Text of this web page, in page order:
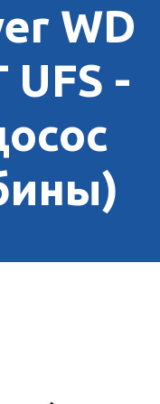
WD
UFS -